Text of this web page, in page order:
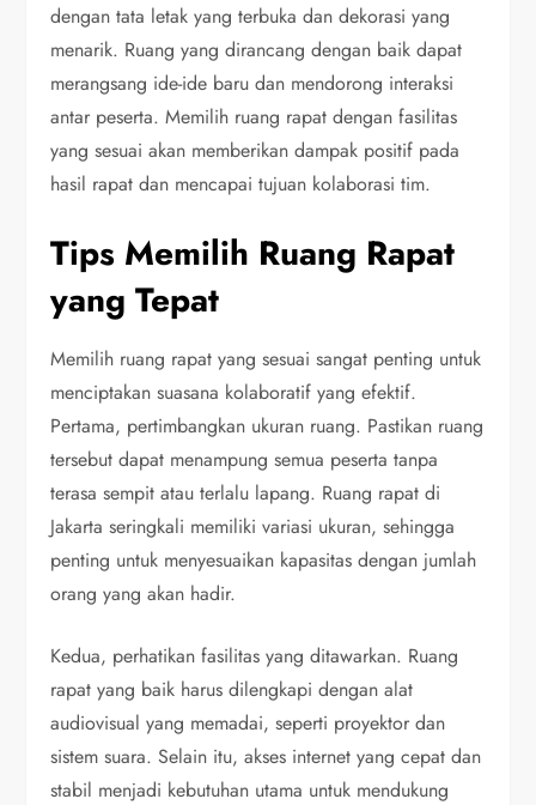
dengan tata letak yang terbuka dan dekorasi yang
menarik. Ruang yang dirancang dengan baik dapat
merangsang ide-ide baru dan mendorong interaksi
antar peserta. Memilih ruang rapat dengan fasilitas
yang sesuai akan memberikan dampak positif pada
hasil rapat dan mencapai tujuan kolaborasi tim.
Tips Memilih Ruang Rapat
yang Tepat
Memilih ruang rapat yang sesuai sangat penting untuk
menciptakan suasana kolaboratif yang efektif.
Pertama, pertimbangkan ukuran ruang. Pastikan ruang
tersebut dapat menampung semua peserta tanpa
terasa sempit atau terlalu lapang. Ruang rapat di
Jakarta seringkali memiliki variasi ukuran, sehingga
penting untuk menyesuaikan kapasitas dengan jumlah
orang yang akan hadir.
Kedua, perhatikan fasilitas yang ditawarkan. Ruang
rapat yang baik harus dilengkapi dengan alat
audiovisual yang memadai, seperti proyektor dan
sistem suara. Selain itu, akses internet yang cepat dan
stabil menjadi kebutuhan utama untuk mendukung